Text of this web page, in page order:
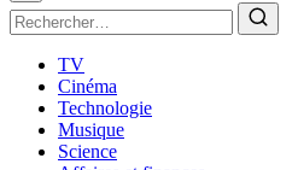
TV
Cinéma
Technologie
Musique
Science